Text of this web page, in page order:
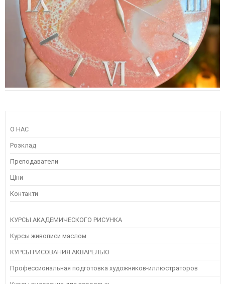
О НАС
Розклад
Преподаватели
Ціни
Контакти
КУРСЫ АКАДЕМИЧЕСКОГО РИСУНКА
Курсы живописи маслом
КУРСЫ РИСОВАНИЯ АКВАРЕЛЬЮ
Профессиональная подготовка художников-иллюстраторов